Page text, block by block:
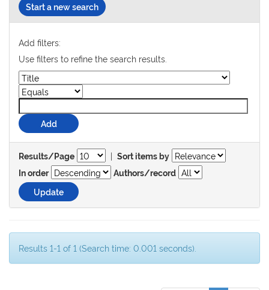
Start a new search
Add filters:
Use filters to refine the search results.
Results/Page | Sort items by
In order
Authors/record
Results 1-1 of 1 (Search time: 0.001 seconds).